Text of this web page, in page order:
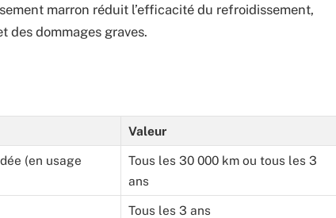
marron réduit l’efficacité du refroidissement,
des dommages graves.
Valeur
(en usage
Tous les 30 000 km ou tous les 3
ans
Tous les 3 ans